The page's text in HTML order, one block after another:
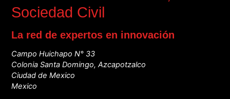
Sociedad Civil
La red de expertos en innovación
Campo Huichapo N° 33
Colonia Santa Domingo, Azcapotzalco
Ciudad de Mexico
Mexico